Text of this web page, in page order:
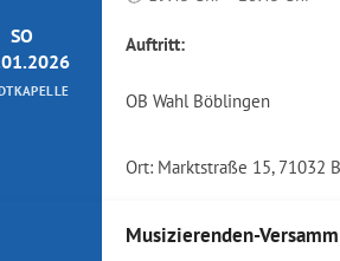
SO
Auftritt:
OB Wahl Böblingen
Ort: Marktstraße 15, 71032
Musizierenden-